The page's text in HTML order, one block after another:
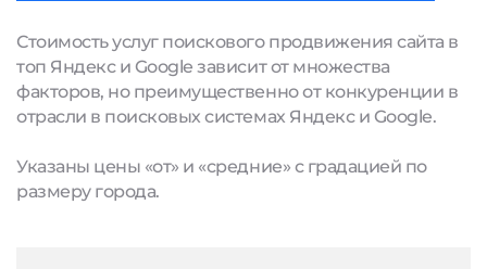
Стоимость услуг поискового продвижения сайта в
топ Яндекс и Google зависит от множества
факторов, но преимущественно от конкуренции в
отрасли в поисковых системах Яндекс и Google.
Указаны цены «от» и «средние» с градацией по
размеру города.